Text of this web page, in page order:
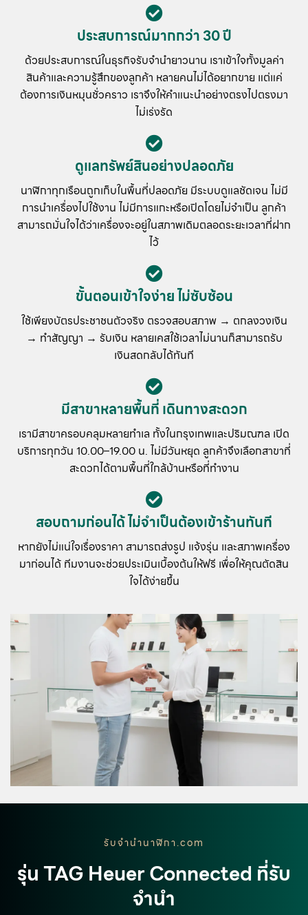
ประสบการณ์มากกว่า 30 ปี
ด้วยประสบการณ์ในธุรกิจรับจำนำยาวนาน เราเข้าใจทั้งมูลค่า
สินค้าและความรู้สึกของลูกค้า หลายคนไม่ได้อยากขาย แต่แค่
ต้องการเงินหมุนชั่วคราว เราจึงให้คำแนะนำอย่างตรงไปตรงมา
ไม่เร่งรัด
ดูแลทรัพย์สินอย่างปลอดภัย
นาฬิกาทุกเรือนถูกเก็บในพื้นที่ปลอดภัย มีระบบดูแลชัดเจน ไม่มี
การนำเครื่องไปใช้งาน ไม่มีการแกะหรือเปิดโดยไม่จำเป็น ลูกค้า
สามารถมั่นใจได้ว่าเครื่องจะอยู่ในสภาพเดิมตลอดระยะเวลาที่ฝาก
ไว้
ขั้นตอนเข้าใจง่าย ไม่ซับซ้อน
ใช้เพียงบัตรประชาชนตัวจริง ตรวจสอบสภาพ → ตกลงวงเงิน
→ ทำสัญญา → รับเงิน หลายเคสใช้เวลาไม่นานก็สามารถรับ
เงินสดกลับได้ทันที
มีสาขาหลายพื้นที่ เดินทางสะดวก
เรามีสาขาครอบคลุมหลายทำเล ทั้งในกรุงเทพและปริมณฑล เปิด
บริการทุกวัน 10.00–19.00 น. ไม่มีวันหยุด ลูกค้าจึงเลือกสาขาที่
สะดวกได้ตามพื้นที่ใกล้บ้านหรือที่ทำงาน
สอบถามก่อนได้ ไม่จำเป็นต้องเข้าร้านทันที
หากยังไม่แน่ใจเรื่องราคา สามารถส่งรูป แจ้งรุ่น และสภาพเครื่อง
มาก่อนได้ ทีมงานจะช่วยประเมินเบื้องต้นให้ฟรี เพื่อให้คุณตัดสิน
ใจได้ง่ายขึ้น
รับจํานํานาฬิกา.com
รุ่น TAG Heuer Connected ที่รับ
จำนำ